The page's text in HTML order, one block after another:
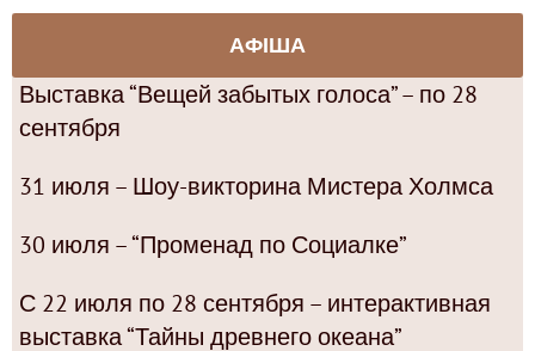
АФІША
Выставка “Вещей забытых голоса” – по 28
сентября
31 июля – Шоу-викторина Мистера Холмса
30 июля – “Променад по Социалке”
С 22 июля по 28 сентября – интерактивная
выставка “Тайны древнего океана”